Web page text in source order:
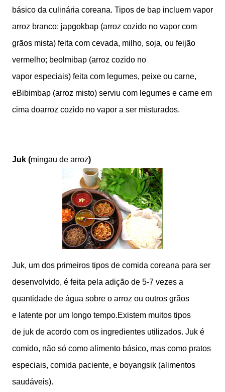
básico da culinária coreana. Tipos de bap incluem vapor
arroz branco; japgokbap (arroz cozido no vapor com
grãos mista) feita com cevada, milho, soja, ou feijão
vermelho; beolmibap (arroz cozido no
vapor especiais) feita com legumes, peixe ou carne,
eBibimbap (arroz misto) serviu com legumes e carne em
cima doarroz cozido no vapor a ser misturados.
Juk (mingau de arroz)
Juk, um dos primeiros tipos de comida coreana para ser
desenvolvido, é feita pela adição de 5-7 vezes a
quantidade de água sobre o arroz ou outros grãos
e latente por um longo tempo.Existem muitos tipos
de juk de acordo com os ingredientes utilizados. Juk é
comido, não só como alimento básico, mas como pratos
especiais, comida paciente, e boyangsik (alimentos
saudáveis​​).